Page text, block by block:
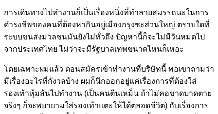
หน้าที่
การเดินทางไปทำงานก็เป็นเรื่องหนึ่งที่ทำลายสมรรถนะในการ
ดำรงชีพของคนที่ต้องหากินอยู่เมืองกรุงซะส่วนใหญ่ ตราบใดที่
ระบบขนส่งมวลชนมันยังไม่ทั่วถึง ปัญหานี้ก็จะไม่มีวันหมดไป
จากประเทศไทย ไม่ว่าจะมีรัฐบาลเทพขนาดไหนก็เหอะ
โดยเฉพาะผมแล้ว ตอนสมัครเข้าทำงานที่บริษัทนี้ พอเขาถามว่า
มีเรื่องอะไรที่กังวลบ้าง ผมก็นึกออกอยู่แค่เรื่องการที่ต้องใส่
รองเท้าหุ้มส้นไปทำงาน (เป็นคนตีนเหม็น ถ้าไม่คอขาดบาดตาย
จริงๆ ก็จะพยายามใส่รองเท้าแตะให้ได้ตลอดชีวิต) กับเรื่องการ